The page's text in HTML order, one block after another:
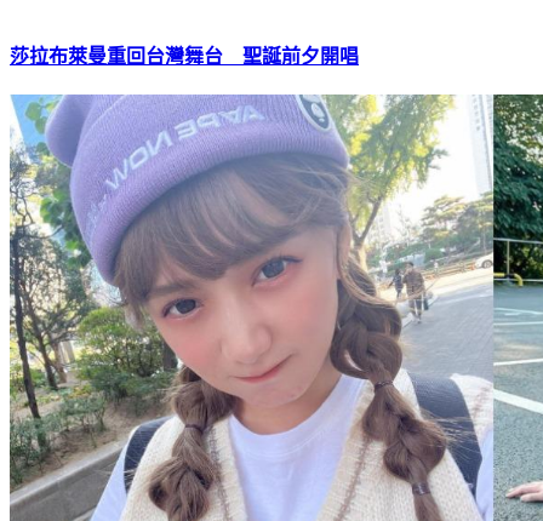
莎拉布萊曼重回台灣舞台 聖誕前夕開唱